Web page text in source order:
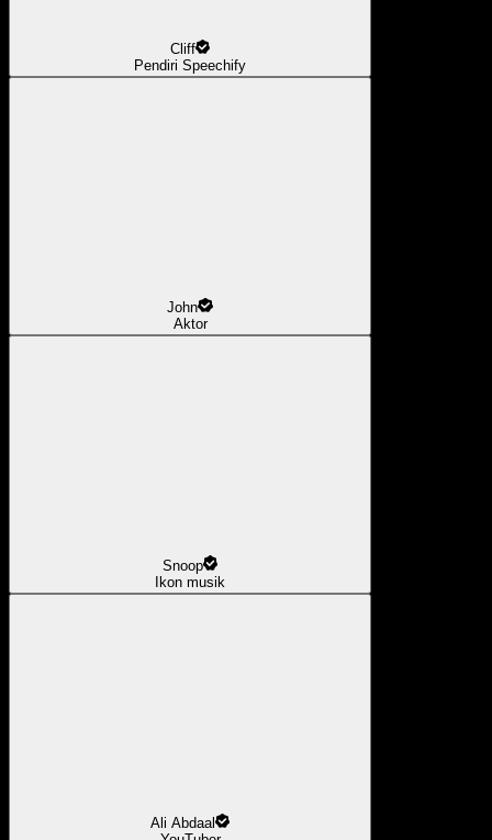
Cliff
Pendiri Speechify
John
Aktor
Snoop
Ikon musik
Ali Abdaal